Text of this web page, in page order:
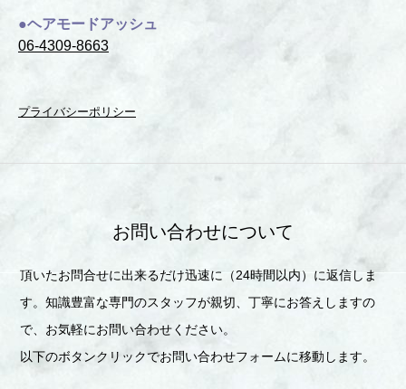
●ヘアモードアッシュ
06-4309-8663
プライバシーポリシー
お問い合わせについて
頂いたお問合せに出来るだけ迅速に（24時間以内）に返信しま
す。知識豊富な専門のスタッフが親切、丁寧にお答えしますの
で、お気軽にお問い合わせください。
以下のボタンクリックでお問い合わせフォームに移動します。